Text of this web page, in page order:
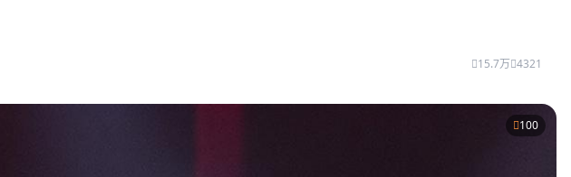
15.7万 4321
100